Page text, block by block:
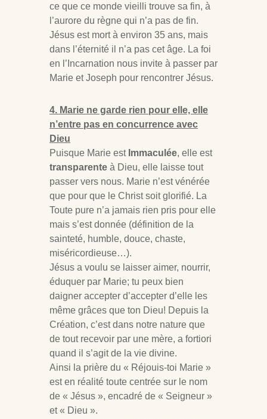
ce que ce monde vieilli trouve sa fin, à
l’aurore du règne qui n’a pas de fin.
Jésus est mort à environ 35 ans, mais
dans l’éternité il n’a pas cet âge. La foi
en l’Incarnation nous invite à passer par
Marie et Joseph pour rencontrer Jésus.
4. Marie ne garde rien pour elle, elle
n’entre pas en concurrence avec
Dieu
Puisque Marie est Immaculée, elle est
transparente à Dieu, elle laisse tout
passer vers nous. Marie n’est vénérée
que pour que le Christ soit glorifié. La
Toute pure n’a jamais rien pris pour elle
mais s’est donnée (définition de la
sainteté, humble, douce, chaste,
miséricordieuse…).
Jésus a voulu se laisser aimer, nourrir,
éduquer par Marie; tu peux bien
daigner accepter d’accepter d’elle les
même grâces que ton Dieu! Depuis la
Création, c’est dans notre nature que
de tout recevoir par une mère, a fortiori
quand il s’agit de la vie divine.
Ainsi la prière du « Réjouis-toi Marie »
est en réalité toute centrée sur le nom
de « Jésus », encadré de « Seigneur »
et « Dieu ».